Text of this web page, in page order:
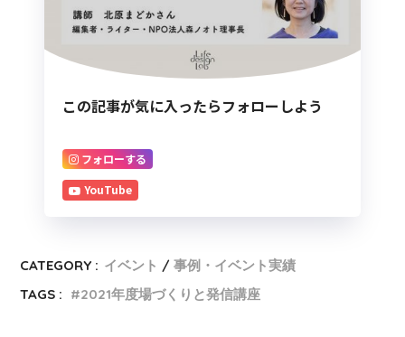
この記事が気に入ったらフォローしよう
フォローする
YouTube
CATEGORY : イベント
事例・イベント実績
TAGS :
2021年度場づくりと発信講座